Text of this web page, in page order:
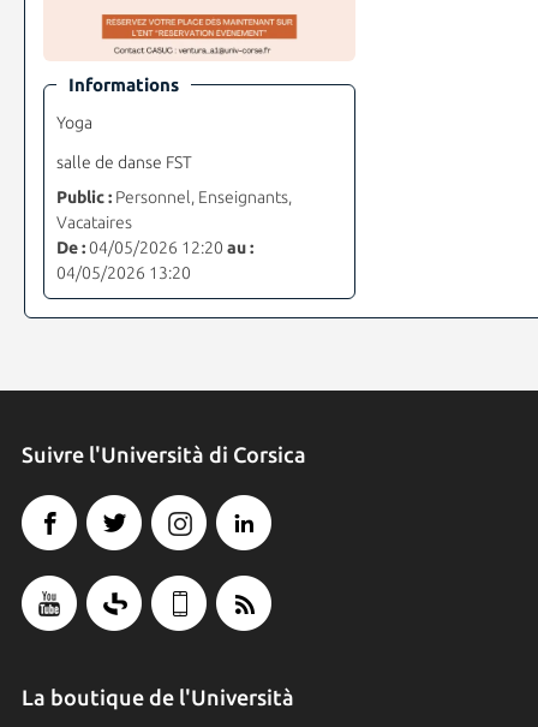
Informations
Yoga
salle de danse FST
Public :Personnel, Enseignants,
Vacataires
De :04/05/2026 12:20 au :
04/05/2026 13:20
Suivre l'Università di Corsica
La boutique de l'Università